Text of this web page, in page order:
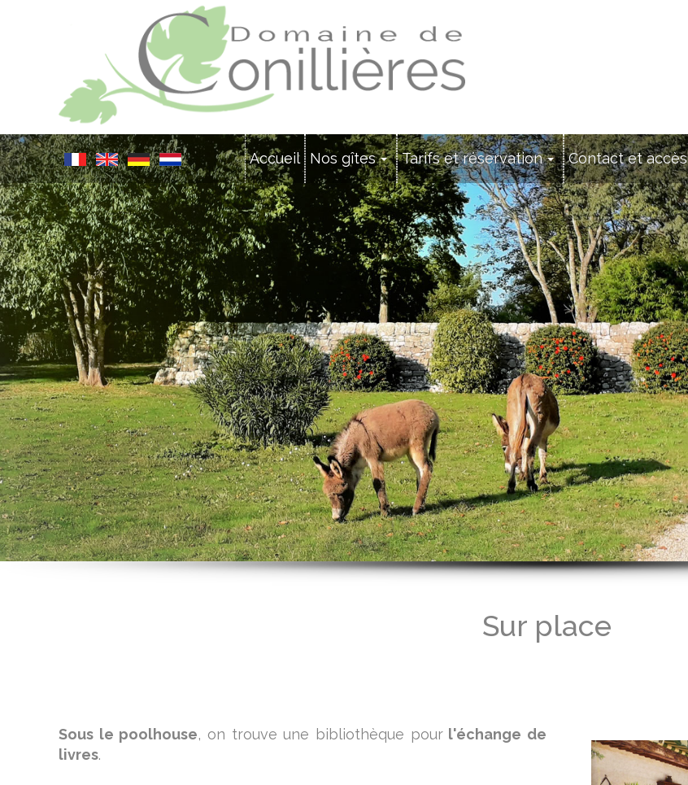
Accueil Nos gîtes Tarifs et réservation Contact et accès
Sur place
Sous le poolhouse, on trouve une bibliothèque pourl'échange de
livres.